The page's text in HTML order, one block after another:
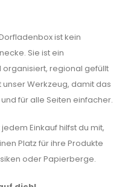
ist kein
Sie ist ein
regional gefüllt
Werkzeug, damit das
für alle Seiten einfacher.
Einkauf hilfst du mit,
Platz für ihre Produkte
oder Papierberge.